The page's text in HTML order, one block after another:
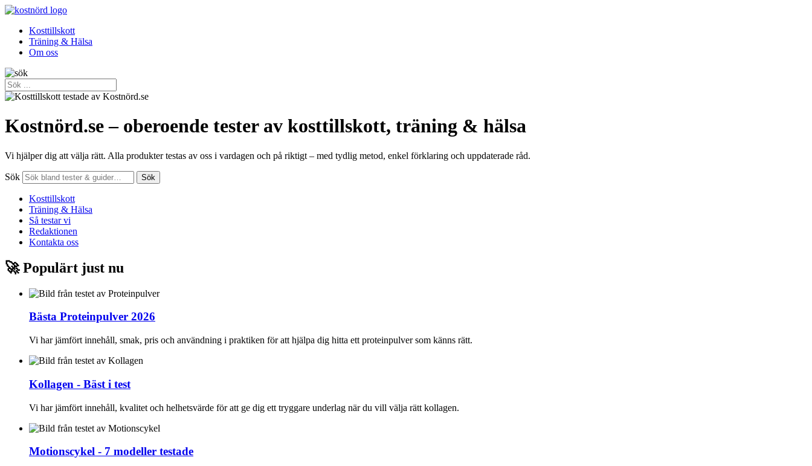
Kosttillskott
Träning & Hälsa
Om oss
Kostnörd.se – oberoende tester av kosttillskott, träning & hälsa
Vi hjälper dig att välja rätt. Alla produkter testas av oss i vardagen och på riktigt – med tydlig metod, enkel förklaring och uppdaterade råd.
Sök Sök
Kosttillskott
Träning & Hälsa
Så testar vi
Redaktionen
Kontakta oss
🚀 Populärt just nu
Bästa Proteinpulver 2026
Vi har jämfört innehåll, smak, pris och användning i praktiken för att hjälpa dig hitta ett proteinpulver som känns rätt.
Kollagen - Bäst i test
Vi har jämfört innehåll, kvalitet och helhetsvärde för att ge dig ett tryggare underlag när du vill välja rätt kollagen.
Motionscykel - 7 modeller testade